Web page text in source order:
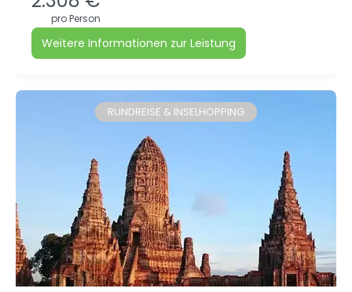
pro Person
Weitere Informationen zur Leistung
RUNDREISE & INSELHOPPING